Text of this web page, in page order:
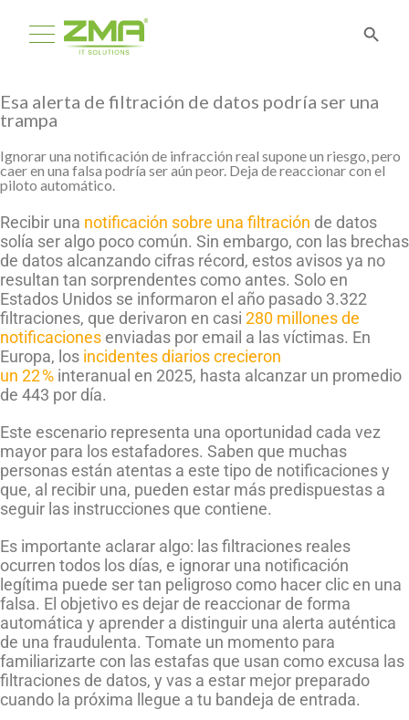
Esa alerta de filtración de datos podría ser una
trampa
Ignorar una notificación de infracción real supone un riesgo, pero
caer en una falsa podría ser aún peor. Deja de reaccionar con el
piloto automático.
Recibir una notificación sobre una filtración de datos
solía ser algo poco común. Sin embargo, con las brechas
de datos alcanzando cifras récord, estos avisos ya no
resultan tan sorprendentes como antes. Solo en
Estados Unidos se informaron el año pasado 3.322
filtraciones, que derivaron en casi 280 millones de
notificaciones enviadas por email a las víctimas. En
Europa, los incidentes diarios crecieron
un 22 % interanual en 2025, hasta alcanzar un promedio
de 443 por día.
Este escenario representa una oportunidad cada vez
mayor para los estafadores. Saben que muchas
personas están atentas a este tipo de notificaciones y
que, al recibir una, pueden estar más predispuestas a
seguir las instrucciones que contiene.
Es importante aclarar algo: las filtraciones reales
ocurren todos los días, e ignorar una notificación
legítima puede ser tan peligroso como hacer clic en una
falsa. El objetivo es dejar de reaccionar de forma
automática y aprender a distinguir una alerta auténtica
de una fraudulenta. Tomate un momento para
familiarizarte con las estafas que usan como excusa las
filtraciones de datos, y vas a estar mejor preparado
cuando la próxima llegue a tu bandeja de entrada.